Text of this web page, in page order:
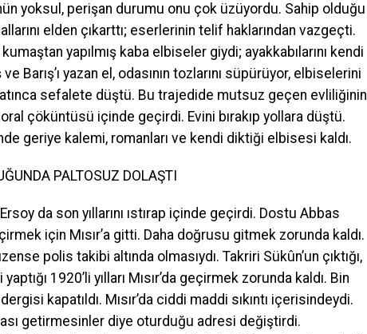
yoksul, perişan durumu onu çok üzüyordu. Sahip olduğu
elden çıkarttı; eserlerinin telif haklarından vazgeçti.
yapılmış kaba elbiseler giydi; ayakkabılarını kendi
Barış’ı yazan el, odasının tozlarını süpürüyor, elbiselerini
sefalete düştü. Bu trajedide mutsuz geçen evliliğinin
çöküntüsü içinde geçirdi. Evini bırakıp yollara düştü.
geriye kalemi, romanları ve kendi diktiği elbisesi kaldı.
PALTOSUZ DOLAŞTI
da son yıllarını ıstırap içinde geçirdi. Dostu Abbas
için Mısır’a gitti. Daha doğrusu gitmek zorunda kaldı.
polis takibi altında olmasıydı. Takriri Sükûn’un çıktığı,
1920’li yılları Mısır’da geçirmek zorunda kaldı. Bin
kapatıldı. Mısır’da ciddi maddi sıkıntı içerisindeydi.
getirmesinler diye oturduğu adresi değiştirdi.